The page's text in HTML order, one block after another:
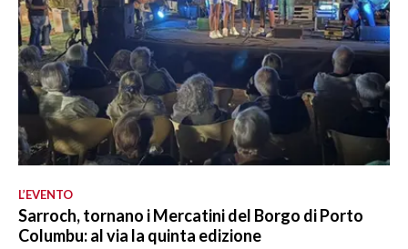
L’EVENTO
Sarroch, tornano i Mercatini del Borgo di Porto
Columbu: al via la quinta edizione